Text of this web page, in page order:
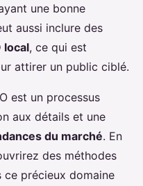
une bonne
aussi inclure des
local, ce qui est
attirer un public ciblé.
est un processus
aux détails et une
du marché. En
des méthodes
ce précieux domaine